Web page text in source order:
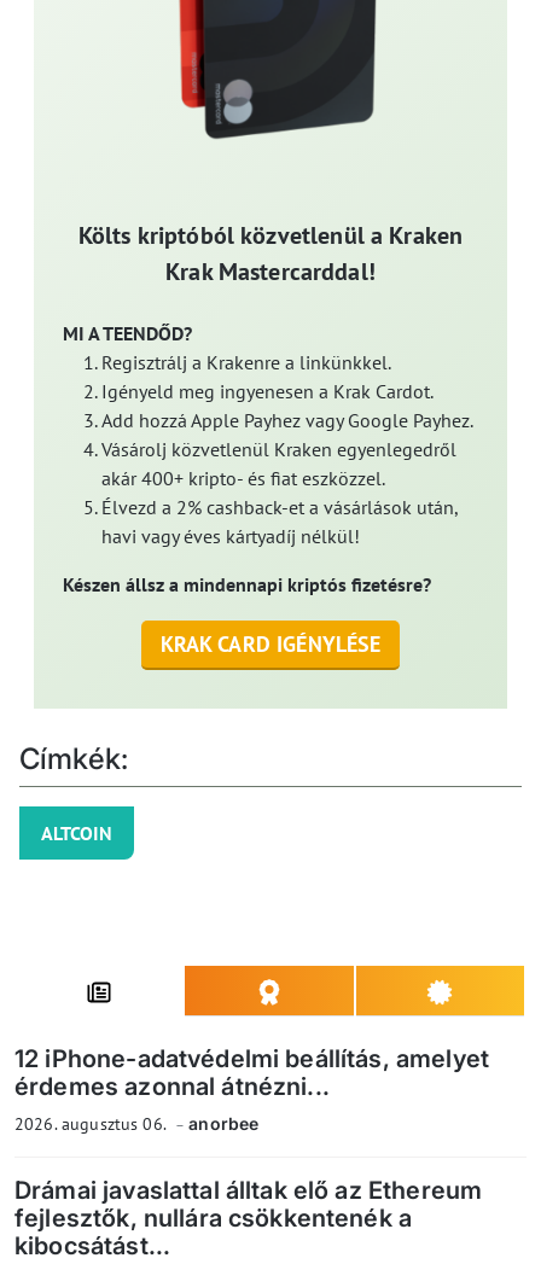
Költs kriptóból közvetlenül a Kraken
Krak Mastercarddal!
MI A TEENDŐD?
Regisztrálj a Krakenre a linkünkkel.
Igényeld meg ingyenesen a Krak Cardot.
Add hozzá Apple Payhez vagy Google Payhez.
Vásárolj közvetlenül Kraken egyenlegedről
akár 400+ kripto- és fiat eszközzel.
Élvezd a 2% cashback-et a vásárlások után,
havi vagy éves kártyadíj nélkül!
Készen állsz a mindennapi kriptós fizetésre?
KRAK CARD IGÉNYLÉSE
Címkék:
ALTCOIN
12 iPhone-adatvédelmi beállítás, amelyet
érdemes azonnal átnézni...
2026. augusztus 06. anorbee
Drámai javaslattal álltak elő az Ethereum
fejlesztők, nullára csökkentenék a
kibocsátást...